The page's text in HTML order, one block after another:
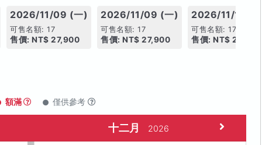
2026/11/09 (一)
可售名額: 17
售價: NT$ 27,900
2026/11/09 (一)
可售名額: 17
售價: NT$ 27,900
2026/11/12 (四)
可售名額: 17
售價: NT$ 28,900
額滿 僅供參考
十二月 2026